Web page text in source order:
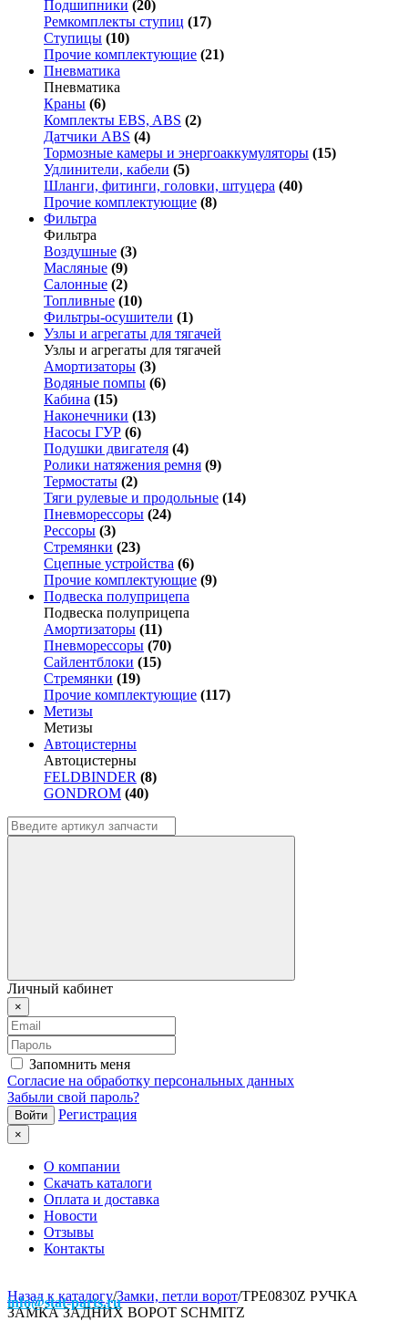
Подшипники (20)
Ремкомплекты ступиц (17)
Ступицы (10)
Прочие комплектующие (21)
Пневматика
Пневматика
Краны (6)
Комплекты EBS, ABS (2)
Датчики ABS (4)
Тормозные камеры и энергоаккумуляторы (15)
Удлинители, кабели (5)
Шланги, фитинги, головки, штуцера (40)
Прочие комплектующие (8)
Фильтра
Фильтра
Воздушные (3)
Масляные (9)
Салонные (2)
Топливные (10)
Фильтры-осушители (1)
Узлы и агрегаты для тягачей
Узлы и агрегаты для тягачей
Амортизаторы (3)
Водяные помпы (6)
Кабина (15)
Наконечники (13)
Насосы ГУР (6)
Подушки двигателя (4)
Ролики натяжения ремня (9)
Термостаты (2)
Тяги рулевые и продольные (14)
Пневморессоры (24)
Рессоры (3)
Стремянки (23)
Сцепные устройства (6)
Прочие комплектующие (9)
Подвеска полуприцепа
Подвеска полуприцепа
Амортизаторы (11)
Пневморессоры (70)
Сайлентблоки (15)
Стремянки (19)
Прочие комплектующие (117)
Метизы
Метизы
Автоцистерны
Автоцистерны
FELDBINDER (8)
GONDROM (40)
Личный кабинет
×
Запомнить меня
Согласие на обработку персональных данных
Забыли свой пароль?
Регистрация
×
О компании
Скачать каталоги
Оплата и доставка
Новости
Отзывы
Контакты
info@stat-parts.ru
Назад к каталогу/Замки, петли ворот/TPE0830Z РУЧКА
ЗАМКА ЗАДНИХ ВОРОТ SCHMITZ